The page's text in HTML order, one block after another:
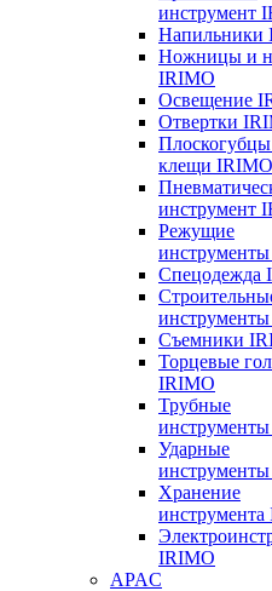
инструмент
Напильники
Ножницы и
IRIMO
Освещение
Отвертки
клещи IRIMO
инструмент
Режущие
Спецодежда
Съемники
Торцевые
IRIMO
Трубные
Ударные
Хранение
IRIMO
APAC